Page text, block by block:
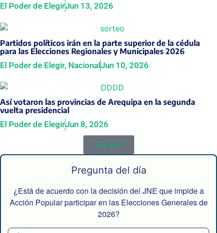
El Poder de ElegirJun 13, 2026
Partidos políticos irán en la parte superior de la cédula
para las Elecciones Regionales y Municipales 2026
El Poder de Elegir, NacionalJun 10, 2026
Así votaron las provincias de Arequipa en la segunda
vuelta presidencial
El Poder de ElegirJun 8, 2026
Ver más
Pregunta del día
¿Está de acuerdo con la decisión del JNE que impide a
Acción Popular participar en las Elecciones Generales de
2026?